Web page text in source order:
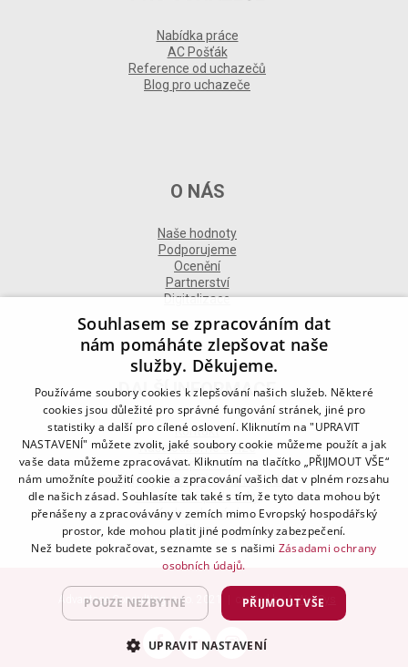
Nabídka práce
AC Pošťák
Reference od uchazečů
Blog pro uchazeče
O NÁS
Naše hodnoty
Podporujeme
Ocenění
Partnerství
Digitalizace
DALŠÍ INFORMACE
Kontakt
Naše odborné divize
Naše pobočky
Zásady zpracování osobních údajů
Všeobecné podmínky
Kodex chování
Blog
Advantage Consulting, s.r.o. 2021 | created byA-WebSys
Souhlasem se zpracováním dat
nám pomáháte zlepšovat naše
služby. Děkujeme.
Používáme soubory cookies k zlepšování našich služeb. Některé
cookies jsou důležité pro správné fungování stránek, jiné pro
statistiky a další pro cílené oslovení. Kliknutím na "UPRAVIT
NASTAVENÍ" můžete zvolit, jaké soubory cookie můžeme použít a jak
vaše data můžeme zpracovávat. Kliknutím na tlačítko „PŘIJMOUT VŠE“
nám umožníte použití cookie a zpracování vašich dat v plném rozsahu
dle našich zásad. Souhlasíte tak také s tím, že tyto data mohou být
přenášeny a zpracovávány v zemích mimo Evropský hospodářský
prostor, kde mohou platit jiné podmínky zabezpečení.
Než budete pokračovat, seznamte se s našimi Zásadami ochrany
osobních údajů.
PŘIJMOUT VŠE
POUZE NEZBYTNÉ
UPRAVIT NASTAVENÍ